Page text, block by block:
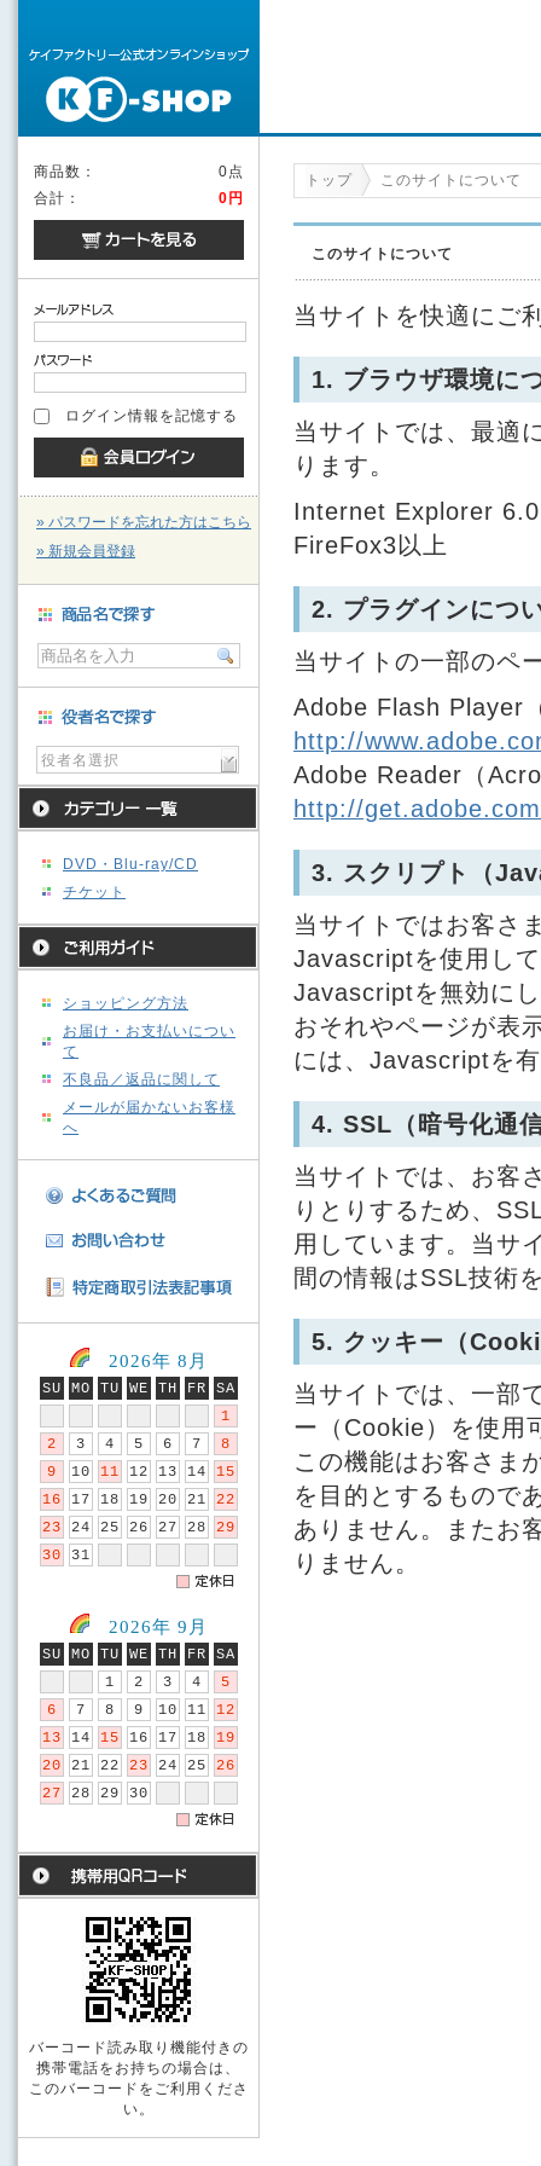
商品数：
0点
合計：
0円
ログイン情報を記憶する
» パスワードを忘れた方はこちら
» 新規会員登録
役者名選択
DVD・Blu-ray/CD
チケット
ショッピング方法
お届け・お支払いについ
て
不良品／返品に関して
メールが届かないお客様
へ
2026年 8月
SU MO TU WE TH FR
SA
1
2
3 4 5 6 7
8
9
10 11 12 13 14
15
16
17 18 19 20 21
22
23
24 25 26 27 28
29
30
31
2026年 9月
SU MO TU WE TH FR
SA
1
2 3 4
5
6
7 8 9 10 11
12
13
14 15 16 17 18
19
20
21 22 23 24 25
26
27
28 29 30
バーコード読み取り機能付きの
携帯電話をお持ちの場合は、
このバーコードをご利用くださ
い。
トップ このサイトについて
このサイトについて
当サイトを快適にご
1. ブラウザ環境に
当サイトでは、最適
ります。
Internet Explorer
FireFox3以上
2. プラグインにつ
当サイトの一部のペ
Adobe Flash Player
http://
Adobe Reader（
http://
3. スクリプト（
当サイトではお客さ
Javascriptを使用し
Javascriptを無効に
おそれやページが表
には、Javascriptを
4. SSL（暗号化通
当サイトでは、お客
りとりするため、
用しています。当サ
間の情報はSSL技術
5. クッキー（
当サイトでは、一部
ー（Cookie）を使用
この機能はお客さま
を目的とするもので
ありません。またお
りません。